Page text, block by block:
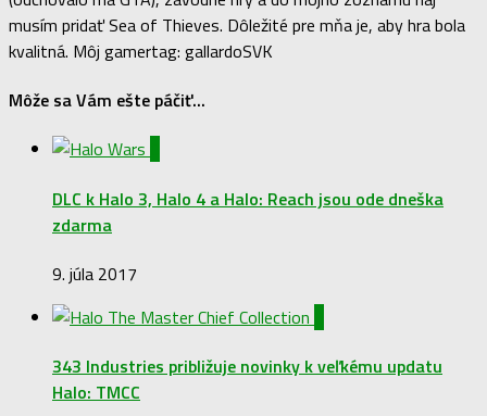
musím pridať Sea of Thieves. Dôležité pre mňa je, aby hra bola
kvalitná. Môj gamertag: gallardoSVK
Môže sa Vám ešte páčiť...
DLC k Halo 3, Halo 4 a Halo: Reach jsou ode dneška
zdarma
9. júla 2017
343 Industries približuje novinky k veľkému updatu
Halo: TMCC